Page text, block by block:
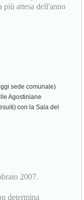
più attesa dell'anno
sede comunale)
Agostiniane
con la Sala del
2007.
determina